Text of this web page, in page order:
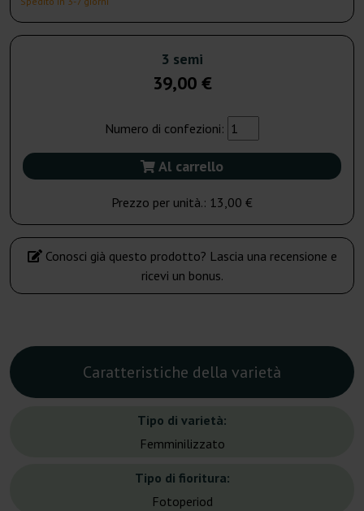
3 semi
39,00 €
Numero di confezioni:
Al carrello
Prezzo per unità.: 13,00 €
Conosci già questo prodotto? Lascia una recensione e
ricevi un bonus.
Caratteristiche della varietà
Tipo di varietà:
Femminilizzato
Tipo di fioritura:
Fotoperiod